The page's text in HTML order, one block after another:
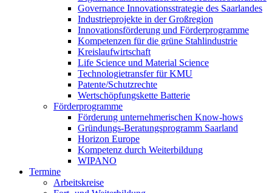
Governance Innovationsstrategie des Saarlandes
Industrieprojekte in der Großregion
Innovationsförderung und Förderprogramme
Kompetenzen für die grüne Stahlindustrie
Kreislaufwirtschaft
Life Science und Material Science
Technologietransfer für KMU
Patente/Schutzrechte
Wertschöpfungskette Batterie
Förderprogramme
Förderung unternehmerischen Know-hows
Gründungs-Beratungsprogramm Saarland
Horizon Europe
Kompetenz durch Weiterbildung
WIPANO
Termine
Arbeitskreise